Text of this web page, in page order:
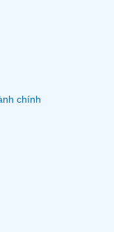
chính